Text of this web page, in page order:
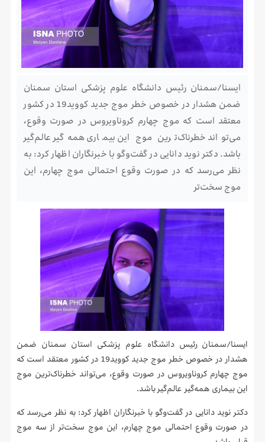
ایسنا/سمنان رئیس دانشگاه علوم پزشکی استان سمنان
ضمن هشدار در خصوص خطر موج جدید کووید19 در کشور
معتقد است که موج چهارم کروناویروس در صورت وقوع،
می‌تواند خطرناک‌ترین موج این بیماری همه‌گیر عالم‌گیر
باشد. دکتر نوید دانایی در گفت‌وگو با خبرنگاران اظهار کرد: به
نظر می‌رسد که در صورت وقوع احتمالی موج چهارم، این
موج سخت‌تر
ایسنا/سمنانرئیس دانشگاه علوم پزشکی استان سمنان ضمن
هشدار در خصوص خطر موج جدید کووید19 در کشور معتقد است که
موج چهارم کروناویروس در صورت وقوع، می‌تواند خطرناک‌ترین موج
این بیماری همه‌گیر عالم‌گیر باشد.
دکتر نوید دانایی در گفت‌وگو با خبرنگاران اظهار کرد: به نظر می‌رسد که
در صورت وقوع احتمالی موج چهارم، این موج سخت‌تر از سه موج